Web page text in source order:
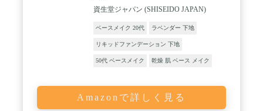
資生堂ジャパン (SHISEIDO JAPAN)
ベースメイク 20代 ラベンダー 下地
リキッドファンデーション 下地
50代 ベースメイク 乾燥 肌 ベース メイク
Amazonで詳しく見る